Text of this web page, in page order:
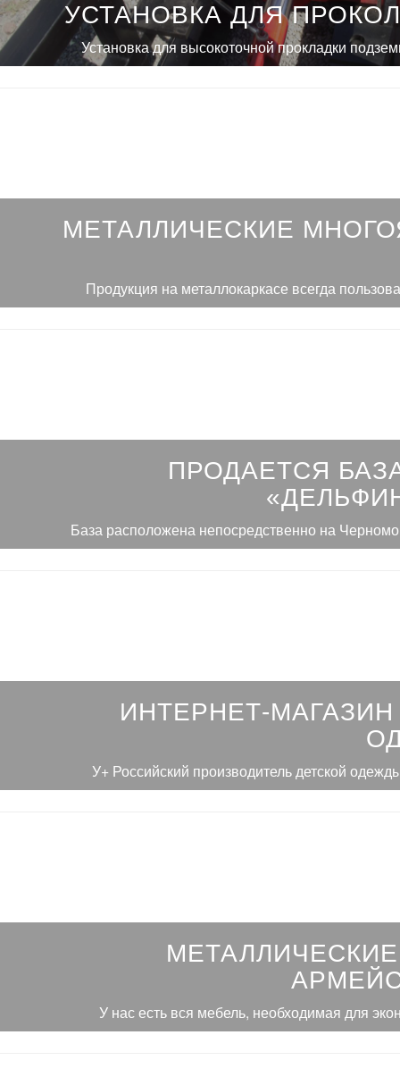
УСТАНОВКА ДЛЯ
Установка для высокоточной прокладки
МЕТАЛЛИЧЕСКИЕ
Продукция на металлокаркасе всегда
ПРОДАЕТСЯ
База расположена непосредственно на
ИНТЕРНЕТ-
У+ Российский производитель детской
У нас есть вся мебель, необходимая для